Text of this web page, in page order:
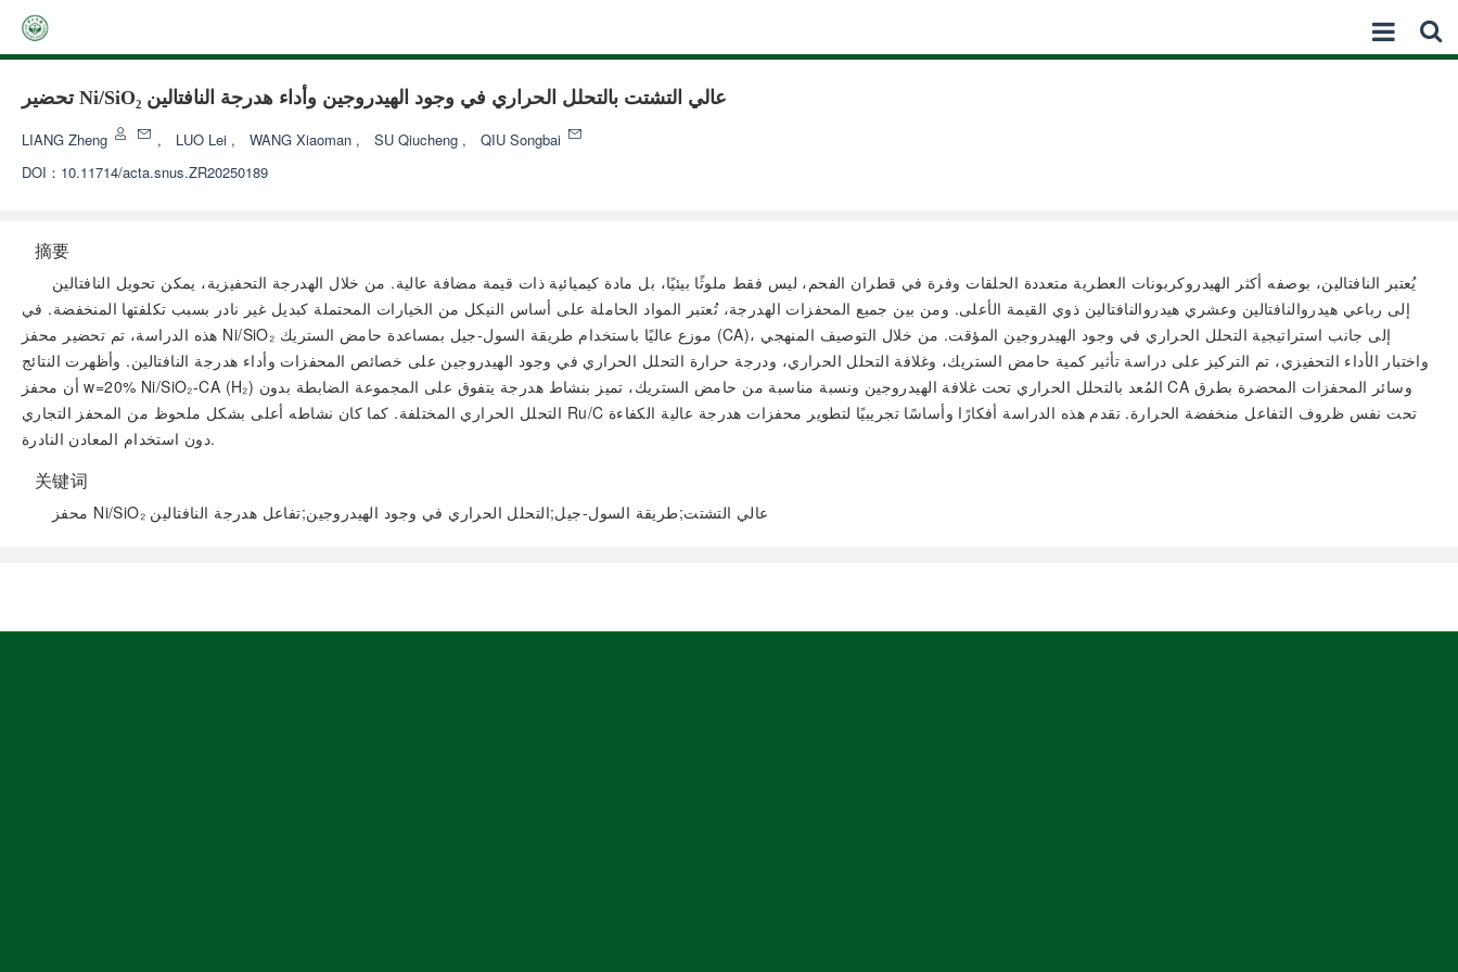
تحضير Ni/SiO₂ عالي التشتت بالتحلل الحراري في وجود الهيدروجين وأداء هدرجة النافتالين
LIANG Zheng , LUO Lei , WANG Xiaoman , SU Qiucheng ,
QIU Songbai
DOI： 10.11714/acta.snus.ZR20250189
摘要
يُعتبر النافتالين، بوصفه أكثر الهيدروكربونات العطرية متعددة الحلقات وفرة في قطران الفحم، ليس فقط ملوثًا بيئيًا، بل مادة كيميائية ذات قيمة مضافة عالية. من خلال الهدرجة التحفيزية، يمكن تحويل النافتالين
إلى رباعي هيدروالنافتالين وعشري هيدروالنافتالين ذوي القيمة الأعلى. ومن بين جميع المحفزات الهدرجة، تُعتبر المواد الحاملة على أساس النيكل من الخيارات المحتملة كبديل غير نادر بسبب تكلفتها المنخفضة. في
هذه الدراسة، تم تحضير محفز Ni/SiO₂ موزع عاليًا باستخدام طريقة السول-جيل بمساعدة حامض الستريك (CA)، إلى جانب استراتيجية التحلل الحراري في وجود الهيدروجين المؤقت. من خلال التوصيف المنهجي
واختبار الأداء التحفيزي، تم التركيز على دراسة تأثير كمية حامض الستريك، وغلافة التحلل الحراري، ودرجة حرارة التحلل الحراري في وجود الهيدروجين على خصائص المحفزات وأداء هدرجة النافتالين. وأظهرت النتائج
أن محفز w=20% Ni/SiO₂-CA (H₂) المُعد بالتحلل الحراري تحت غلافة الهيدروجين ونسبة مناسبة من حامض الستريك، تميز بنشاط هدرجة يتفوق على المجموعة الضابطة بدون CA وسائر المحفزات المحضرة بطرق
التحلل الحراري المختلفة. كما كان نشاطه أعلى بشكل ملحوظ من المحفز التجاري Ru/C تحت نفس ظروف التفاعل منخفضة الحرارة. تقدم هذه الدراسة أفكارًا وأساسًا تجريبيًا لتطوير محفزات هدرجة عالية الكفاءة
دون استخدام المعادن النادرة.
关键词
محفز Ni/SiO₂ عالي التشتت;طريقة السول-جيل;التحلل الحراري في وجود الهيدروجين;تفاعل هدرجة النافتالين